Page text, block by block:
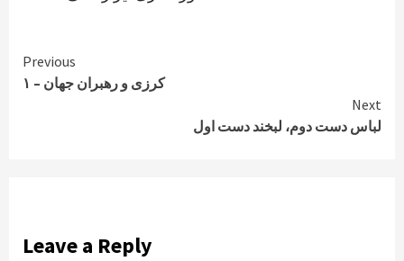
Continue
Reading
Previous
کرزی و رهبران جهان – ۱
Next
لباس دست دوم، لبخند دست اول
Leave a Reply